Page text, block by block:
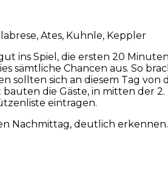
Ates, Kuhnle, Keppler
ins Spiel, die ersten 20
sämtliche Chancen aus. So
sollten sich an diesem Tag von
die Gäste, in mitten der
eintragen.
Nachmittag, deutlich